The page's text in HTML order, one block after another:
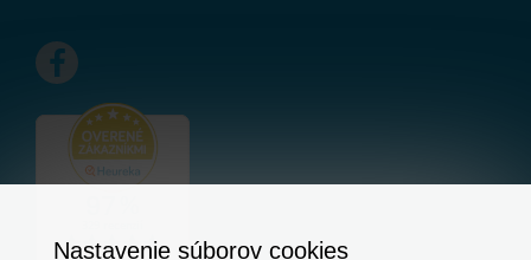
Nastavenie súborov cookies